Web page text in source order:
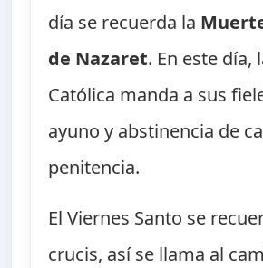
día se recuerda la
de Nazaret. En este día,
Católica manda a sus
ayuno y abstinencia de
penitencia.
El Viernes Santo se
crucis, así se llama al